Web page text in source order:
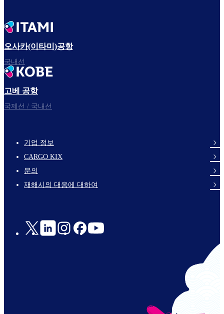
오사카(이타미)공항
국내선
고베 공항
국제선 / 국내선
footer-
links-
en-
기업 정보
CARGO KIX
문의
재해시의 대응에 대하여
Social